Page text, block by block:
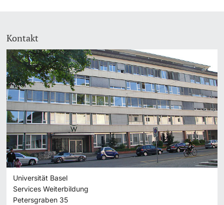
Kontakt
Universität Basel
Services Weiterbildung
Petersgraben 35